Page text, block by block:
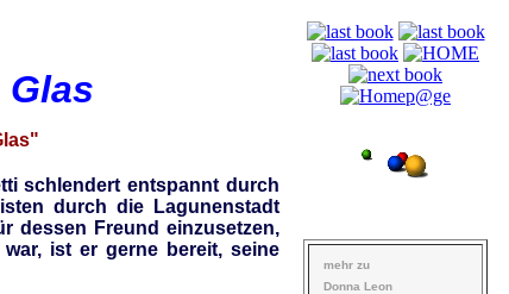
schlendert entspannt durch
durch die Lagunenstadt
dessen Freund einzusetzen,
ist er gerne bereit, seine
mehr zu
Donna Leon